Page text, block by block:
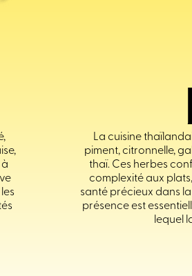
La cuisine
piment, citronnelle,
thaï. Ces herbes
complexité aux
santé précieux dans
présence est
lequel